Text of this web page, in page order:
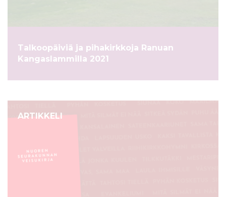
Talkoopäiviä ja pihakirkkoja Ranuan
Kangaslammilla 2021
ARTIKKELI